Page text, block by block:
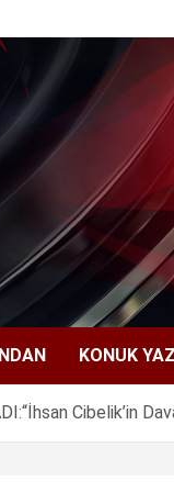
KONUK
Cibelik’in